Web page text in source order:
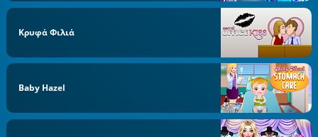
Κρυφά Φιλιά
Baby Hazel